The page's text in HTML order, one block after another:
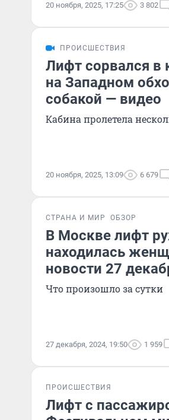
20 ноября, 2025, 17:25 3 802
ПРОИСШЕСТВИЯ
Лифт сорвался в
на Западном
собакой — видео
Кабина пролетела
20 ноября, 2025, 13:09 6 679
СТРАНА И МИР ОБЗОР
В Москве лифт
находилась
новости 27
Что произошло за сутки
27 декабря, 2024, 19:50 1 959
ПРОИСШЕСТВИЯ
Лифт с